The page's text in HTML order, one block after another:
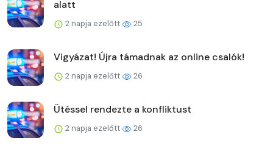
alatt
2 napja ezelőtt 25
Vigyázat! Újra támadnak az online csalók!
2 napja ezelőtt 26
Ütéssel rendezte a konfliktust
2 napja ezelőtt 26